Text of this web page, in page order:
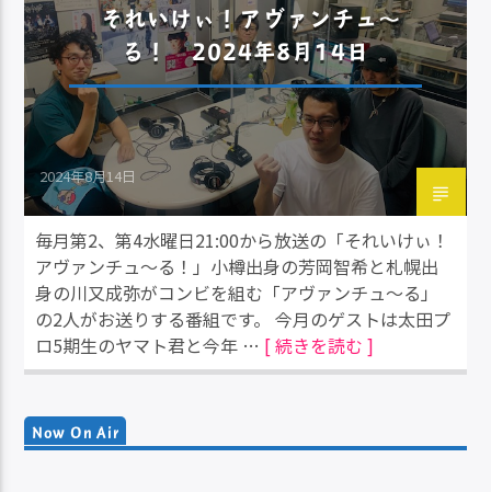
それいけぃ！アヴァンチュ～
る！ 2024年8月14日
2024年8月14日
毎月第2、第4水曜日21:00から放送の「それいけぃ！
アヴァンチュ～る！」小樽出身の芳岡智希と札幌出
身の川又成弥がコンビを組む「アヴァンチュ～る」
の2人がお送りする番組です。 今月のゲストは太田プ
ロ5期生のヤマト君と今年 … [ 続きを読む ]
Now On Air